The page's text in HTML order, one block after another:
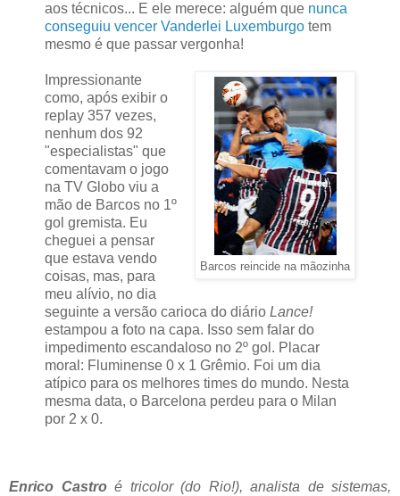
aos técnicos... E ele merece: alguém que nunca
conseguiu vencer Vanderlei Luxemburgo tem
mesmo é que passar vergonha!
Barcos reincide na mãozinha
Impressionante
como, após exibir o
replay 357 vezes,
nenhum dos 92
"especialistas" que
comentavam o jogo
na TV Globo viu a
mão de Barcos no 1º
gol gremista. Eu
cheguei a pensar
que estava vendo
coisas, mas, para
meu alívio, no dia
seguinte a versão carioca do diário Lance!
estampou a foto na capa. Isso sem falar do
impedimento escandaloso no 2º gol. Placar
moral: Fluminense 0 x 1 Grêmio. Foi um dia
atípico para os melhores times do mundo. Nesta
mesma data, o Barcelona perdeu para o Milan
por 2 x 0.
Enrico Castroé tricolor (do Rio!), analista de sistemas,